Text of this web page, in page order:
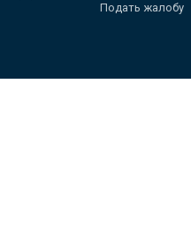
Подать жалобу